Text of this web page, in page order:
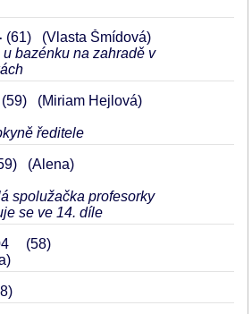
61
(Vlasta Šmídová)
bazénku na zahradě v
59 (Miriam Hejlová)
ředitele
(Alena)
spolužačka profesorky
se ve 14. díle
58